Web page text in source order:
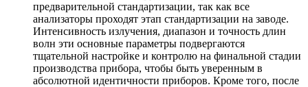
предварительной стандартизации, так как все
анализаторы проходят этап стандартизации на заводе.
Интенсивность излучения, диапазон и точность длин
волн эти основные параметры подвергаются
тщательной настройке и контролю на финальной стадии
производства прибора, чтобы быть уверенным в
абсолютной идентичности приборов. Кроме того, после